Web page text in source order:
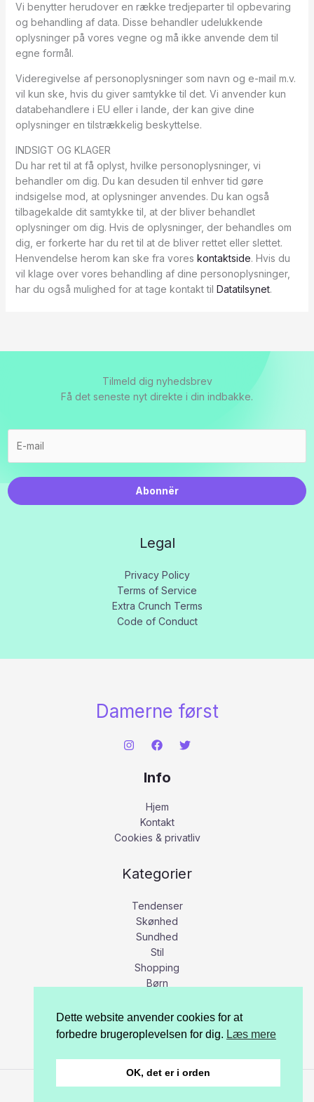
Vi benytter herudover en række tredjeparter til opbevaring
og behandling af data. Disse behandler udelukkende
oplysninger på vores vegne og må ikke anvende dem til
egne formål.
Videregivelse af personoplysninger som navn og e-mail m.v.
vil kun ske, hvis du giver samtykke til det. Vi anvender kun
databehandlere i EU eller i lande, der kan give dine
oplysninger en tilstrækkelig beskyttelse.
INDSIGT OG KLAGER
Du har ret til at få oplyst, hvilke personoplysninger, vi
behandler om dig. Du kan desuden til enhver tid gøre
indsigelse mod, at oplysninger anvendes. Du kan også
tilbagekalde dit samtykke til, at der bliver behandlet
oplysninger om dig. Hvis de oplysninger, der behandles om
dig, er forkerte har du ret til at de bliver rettet eller slettet.
Henvendelse herom kan ske fra vores kontaktside. Hvis du
vil klage over vores behandling af dine personoplysninger,
har du også mulighed for at tage kontakt til Datatilsynet.
Tilmeld dig nyhedsbrev
Få det seneste nyt direkte i din indbakke.
Abonnër
Legal
Privacy Policy
Terms of Service
Extra Crunch Terms
Code of Conduct
Damerne først
Info
Hjem
Kontakt
Cookies & privatliv
Kategorier
Tendenser
Skønhed
Sundhed
Stil
Shopping
Børn
Erhverv
Dette website anvender cookies for at
forbedre brugeroplevelsen for dig. Læs mere
OK, det er i orden